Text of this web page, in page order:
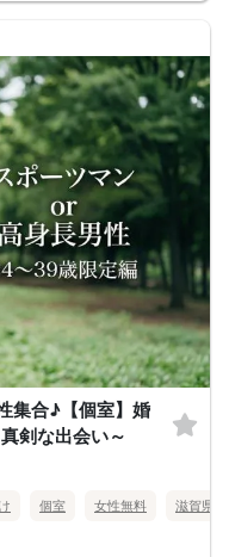
集合♪【個室】婚
剣な出会い～
個室 女性無料 滋賀県